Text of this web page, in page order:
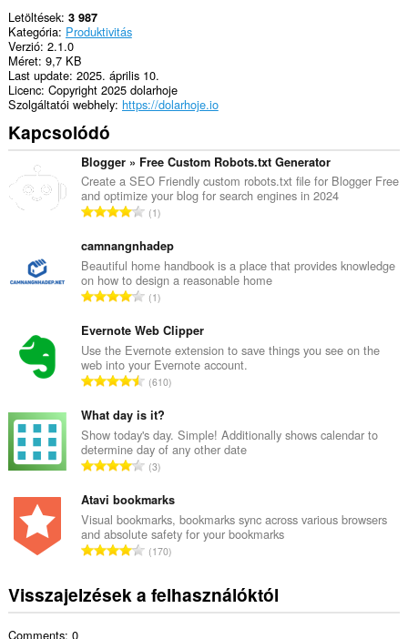
Letöltések 3 987
Kategória Produktivitás
Verzió 2.1.0
Méret 9,7 KB
Last update 2025. április 10.
Licenc Copyright 2025 dolarhoje
Szolgáltatói webhely https://dolarhoje.io
Kapcsolódó
Blogger » Free Custom Robots.txt Generator
Create a SEO Friendly custom robots.txt file for Blogger Free
and optimize your blog for search engines in 2024
Ö
s
z
e
s
r
t
é
k
e
l
é
s
z
á
m
a
1
camnangnhadep
Beautiful home handbook is a place that provides knowledge
on how to design a reasonable home
Ö
s
z
e
s
r
t
é
k
e
l
é
s
z
á
1
Evernote Web Clipper
Use the Evernote extension to save things you see on the
web into your Evernote account.
Ö
s
z
e
s
r
t
é
k
l
é
610
What day is it?
Show today's day. Simple! Additionally shows calendar to
determine day of any other date
Ö
s
z
e
s
r
t
3
Atavi bookmarks
Visual bookmarks, bookmarks sync across various browsers
and absolute safety for your bookmarks
Ö
z
170
Visszajelzések a felhasználóktól
Comments: 0